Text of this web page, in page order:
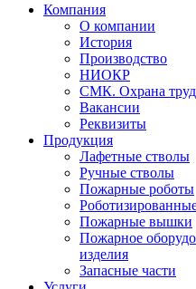
Компания
О компании
История
Производство
НИОКР
СМК. Охрана
Вакансии
Реквизиты
Продукция
Лафетные стволы
Ручные стволы
Пожарные роботы
Пожарные вышки
Пожарное
изделия
Запасные части